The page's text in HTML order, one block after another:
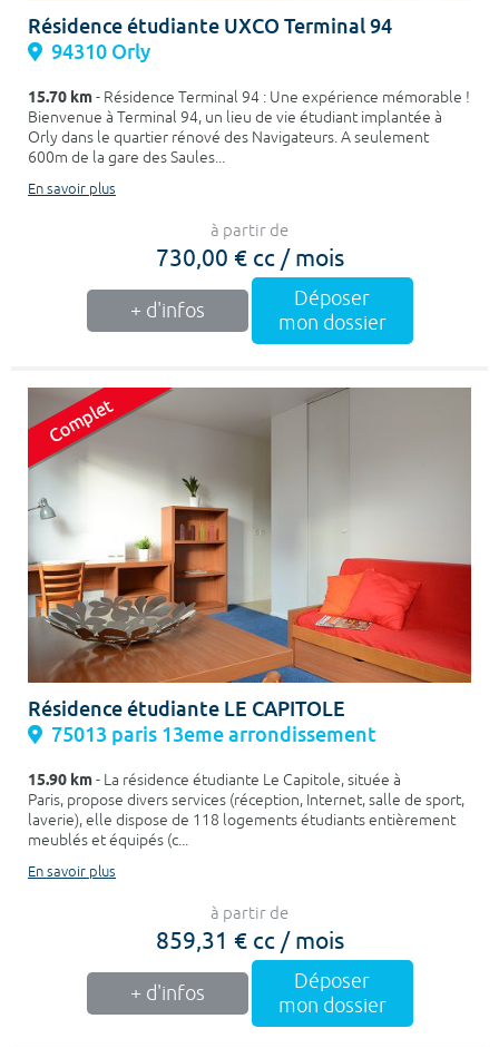
Résidence étudiante UXCO Terminal 94
94310 Orly
15.70 km- Résidence Terminal 94 : Une expérience mémorable !
Bienvenue à Terminal 94, un lieu de vie étudiant implantée à
Orly dans le quartier rénové des Navigateurs. A seulement
600m de la gare des Saules...
En savoir plus
à partir de
730,00 € cc / mois
+ d'infos
Déposer
mon dossier
Résidence étudiante LE CAPITOLE
75013 paris 13eme arrondissement
15.90 km- La résidence étudiante Le Capitole, située à
Paris, propose divers services (réception, Internet, salle de sport,
laverie), elle dispose de 118 logements étudiants entièrement
meublés et équipés (c...
En savoir plus
à partir de
859,31 € cc / mois
+ d'infos
Déposer
mon dossier